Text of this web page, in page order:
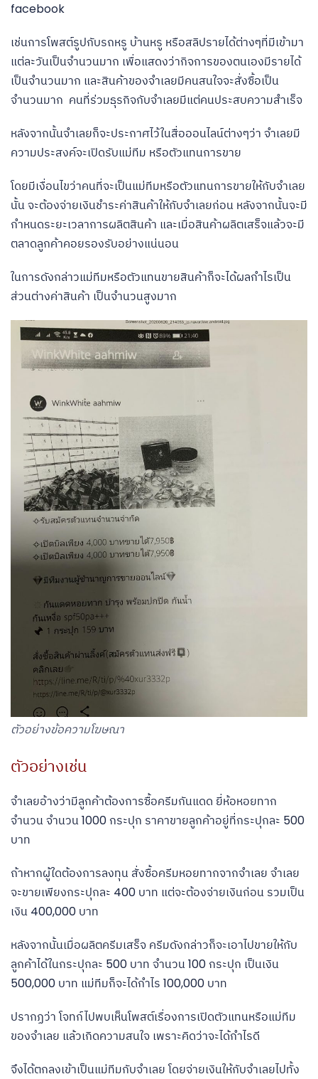
facebook
เช่นการโพสต์รูปกับรถหรู บ้านหรู หรือสลิปรายได้ต่างๆที่มีเข้ามา
แต่ละวันเป็นจำนวนมาก เพื่อแสดงว่ากิจการของตนเองมีรายได้
เป็นจำนวนมาก และสินค้าของจำเลยมีคนสนใจจะสั่งซื้อเป็น
จำนวนมาก คนที่ร่วมธุรกิจกับจำเลยมีแต่คนประสบความสำเร็จ
หลังจากนั้นจำเลยก็จะประกาศไว้ในสื่อออนไลน์ต่างๆว่า จำเลยมี
ความประสงค์จะเปิดรับแม่ทีม หรือตัวแทนการขาย
โดยมีเงื่อนไขว่าคนที่จะเป็นแม่ทีมหรือตัวแทนการขายให้กับจำเลย
นั้น จะต้องจ่ายเงินชำระค่าสินค้าให้กับจำเลยก่อน หลังจากนั้นจะมี
กำหนดระยะเวลาการผลิตสินค้า และเมื่อสินค้าผลิตเสร็จแล้วจะมี
ตลาดลูกค้าคอยรองรับอย่างแน่นอน
ในการดังกล่าวแม่ทีมหรือตัวแทนขายสินค้าก็จะได้ผลกำไรเป็น
ส่วนต่างค่าสินค้า เป็นจำนวนสูงมาก
ตัวอย่างข้อความโฆษณา
ตัวอย่างเช่น
จำเลยอ้างว่ามีลูกค้าต้องการซื้อครีมกันแดด ยี่ห้อหอยทาก
จำนวน จำนวน 1000 กระปุก ราคาขายลูกค้าอยู่ที่กระปุกละ 500
บาท
ถ้าหากผู้ใดต้องการลงทุน สั่งซื้อครีมหอยทากจากจำเลย จำเลย
จะขายเพียงกระปุกละ 400 บาท แต่จะต้องจ่ายเงินก่อน รวมเป็น
เงิน 400,000 บาท
หลังจากนั้นเมื่อผลิตครีมเสร็จ ครีมดังกล่าวก็จะเอาไปขายให้กับ
ลูกค้าได้ในกระปุกละ 500 บาท จำนวน 100 กระปุก เป็นเงิน
500,000 บาท แม่ทีมก็จะได้กำไร 100,000 บาท
ปรากฏว่า โจทก์ไปพบเห็นโพสต์เรื่องการเปิดตัวแทนหรือแม่ทีม
ของจำเลย แล้วเกิดความสนใจ เพราะคิดว่าจะได้กำไรดี
จึงได้ตกลงเข้าเป็นแม่ทีมกับจำเลย โดยจ่ายเงินให้กับจำเลยไปทั้ง